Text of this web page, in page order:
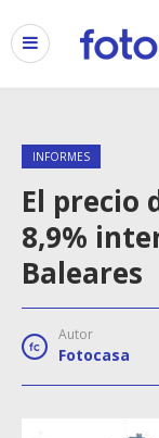
INFORMES
El precio
8,9%
Baleares
Autor
Fotocasa